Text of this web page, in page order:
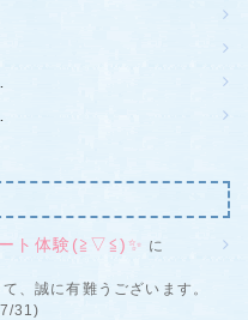
ト体験(≧▽≦)✨ に
、誠に有難うございます。
31)